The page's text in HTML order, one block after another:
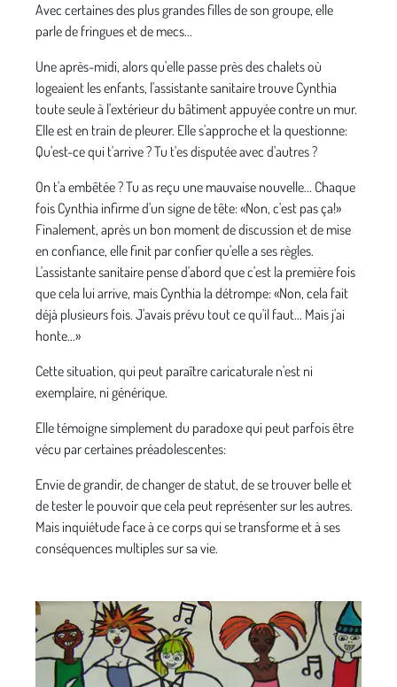
Avec certaines des plus grandes filles de son groupe, elle
parle de fringues et de mecs...
Une après-midi, alors qu'elle passe près des chalets où
logeaient les enfants, l'assistante sanitaire trouve Cynthia
toute seule à l'extérieur du bâtiment appuyée contre un mur.
Elle est en train de pleurer. Elle s'approche et la questionne:
Qu'est-ce qui t'arrive ? Tu t'es disputée avec d'autres ?
On t'a embêtée ? Tu as reçu une mauvaise nouvelle... Chaque
fois Cynthia infirme d'un signe de tête: «Non, c'est pas ça!»
Finalement, après un bon moment de discussion et de mise
en confiance, elle finit par confier qu'elle a ses règles.
L'assistante sanitaire pense d'abord que c'est la première fois
que cela lui arrive, mais Cynthia la détrompe: «Non, cela fait
déjà plusieurs fois. J'avais prévu tout ce qu'il faut... Mais j'ai
honte...»
Cette situation, qui peut paraître caricaturale n'est ni
exemplaire, ni générique.
Elle témoigne simplement du paradoxe qui peut parfois être
vécu par certaines préadolescentes:
Envie de grandir, de changer de statut, de se trouver belle et
de tester le pouvoir que cela peut représenter sur les autres.
Mais inquiétude face à ce corps qui se transforme et à ses
conséquences multiples sur sa vie.